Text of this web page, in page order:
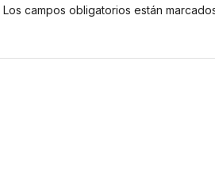
Los campos obligatorios están